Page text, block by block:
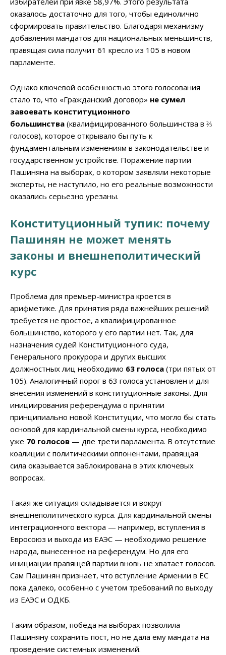
оказалось достаточно для того, чтобы единолично
сформировать правительство. Благодаря механизму
добавления мандатов для национальных меньшинств,
правящая сила получит 61 кресло из 105 в новом
парламенте.
Однако ключевой особенностью этого голосования
стало то, что «Гражданский договор» не сумел
завоевать конституционного
большинства (квалифицированного большинства в ⅔
голосов), которое открывало бы путь к
фундаментальным изменениям в законодательстве и
государственном устройстве. Поражение партии
Пашиняна на выборах, о котором заявляли некоторые
эксперты, не наступило, но его реальные возможности
оказались серьезно урезаны.
Конституционный тупик: почему
Пашинян не может менять
законы и внешнеполитический
курс
Проблема для премьер-министра кроется в
арифметике. Для принятия ряда важнейших решений
требуется не простое, а квалифицированное
большинство, которого у его партии нет. Так, для
назначения судей Конституционного суда,
Генерального прокурора и других высших
должностных лиц необходимо 63 голоса (три пятых от
105). Аналогичный порог в 63 голоса установлен и для
внесения изменений в конституционные законы. Для
инициирования референдума о принятии
принципиально новой Конституции, что могло бы стать
основой для кардинальной смены курса, необходимо
уже 70 голосов — две трети парламента. В отсутствие
коалиции с политическими оппонентами, правящая
сила оказывается заблокирована в этих ключевых
вопросах.
Такая же ситуация складывается и вокруг
внешнеполитического курса. Для кардинальной смены
интеграционного вектора — например, вступления в
Евросоюз и выхода из ЕАЭС — необходимо решение
народа, вынесенное на референдум. Но для его
инициации правящей партии вновь не хватает голосов.
Сам Пашинян признает, что вступление Армении в ЕС
пока далеко, особенно с учетом требований по выходу
из ЕАЭС и ОДКБ.
Таким образом, победа на выборах позволила
Пашиняну сохранить пост, но не дала ему мандата на
проведение системных изменений.